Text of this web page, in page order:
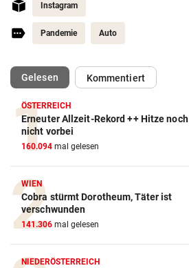
Instagram
Pandemie Auto
Gelesen(ausgewählt)Kommentiert
ÖSTERREICH
Erneuter Allzeit-Rekord ++ Hitze noch
nicht vorbei
160.094 mal gelesen
WIEN
Cobra stürmt Dorotheum, Täter ist
verschwunden
141.306 mal gelesen
NIEDERÖSTERREICH